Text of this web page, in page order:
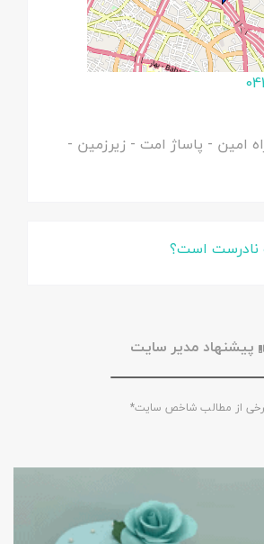
امین - پاساژ امت - زیرزمین -
نادرست است؟
پیشنهاد مدیر سایت
از مطالب شاخص سایت*